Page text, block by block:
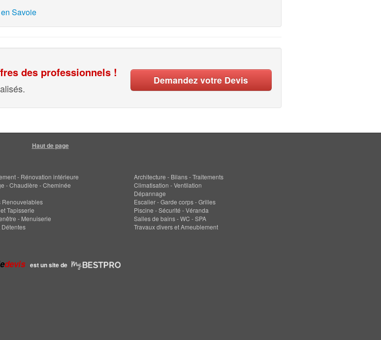
Savoie
des professionnels !
Demandez votre Devis
Haut de page
- Rénovation intérieure
Architecture - Bilans - Traitements
- Chaudière - Cheminée
Climatisation - Ventilation
Dépannage
Renouvelables
Escalier - Garde corps - Grilles
Tapisserie
Piscine - Sécurité - Véranda
- Menuiserie
Salles de bains - WC - SPA
Détentes Travaux divers et Ameublement
devis est un site de